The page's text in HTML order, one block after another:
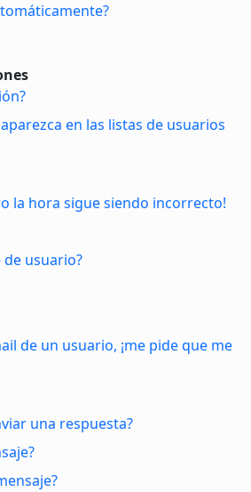
en las listas de usuarios
la hora sigue siendo incorrecto!
usuario?
de un usuario, ¡me pide que me
una respuesta?